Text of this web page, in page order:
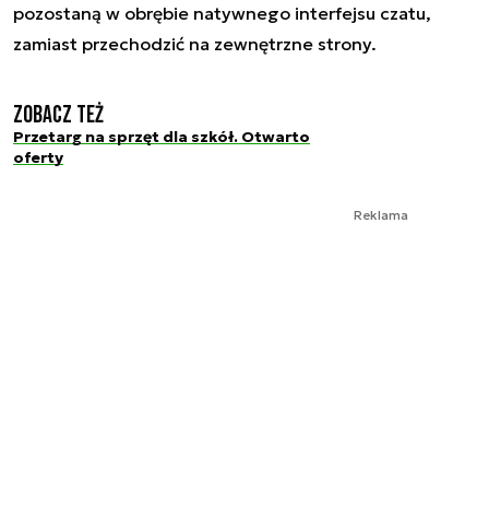
pozostaną w obrębie natywnego interfejsu czatu,
zamiast przechodzić na zewnętrzne strony.
Zobacz też
Przetarg na sprzęt dla szkół. Otwarto
oferty
Reklama